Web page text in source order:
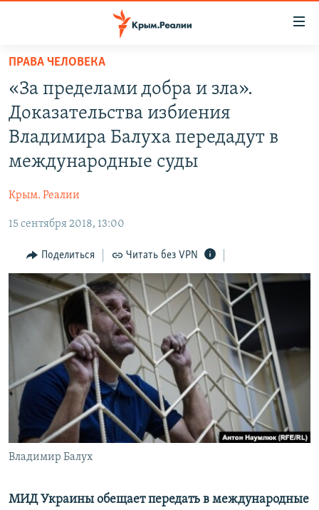
Вернуться
основному
содержанию
Вернутся
главной
Вернутся
СПЕЦПРОЕКТЫ
ВОДА
ИНФОГРАФИКА
ТЕЛЕПРОЕКТ КРЫМ.РЕАЛИИ
СОВЕТЫ ПРАВОЗАЩИТНИКОВ
ПРОПАВШИЕ БЕЗ ВЕСТИ
ПОБЕДИТЕЛЕЙ НЕ СУДЯТ?
КРЫМ.НЕПОКОРЕННЫЙ
ELIFBE
УКРАИНСКАЯ ПРОБЛЕМА КРЫМА
РАДІО СВОБОДА
КАК ОБОЙТИ БЛОКИРОВКУ
Qırımtatar
ПРИСОЕДИНЯЙТЕСЬ!
Все сайты RFE/RL
ПРАВА ЧЕЛОВЕКА
«За пределами добра и зла».
Доказательства избиения
Владимира Балуха передадут в
международные суды
Крым. Реалии
15 сентября 2018, 13:00
Поделиться Читать без VPN
Владимир Балух
МИД Украины обещает передать в международные